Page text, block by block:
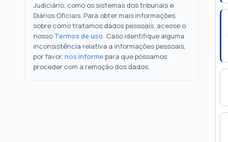
Judiciário, como os sistemas dos tribunais e
Diários Oficiais. Para obter mais informações
sobre como tratamos dados pessoais, acesse o
nosso Termos de uso. Caso identifique alguma
inconsistência relativa a informações pessoais,
por favor, nos informe para que possamos
proceder com a remoção dos dados.